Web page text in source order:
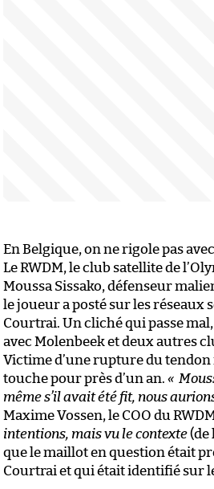
En Belgique, on ne rigole pas
Le RWDM, le club satellite de
Moussa Sissako, défenseur
le joueur a posté sur les réseaux
Courtrai. Un cliché qui passe
avec Molenbeek et deux autres
Victime d’une rupture du
touche pour près d’un an. «
même s’il avait été fit, nous
Maxime Vossen, le COO du
intentions, mais vu le contexte(de
que le maillot en question était
Courtrai et qui était identifié sur